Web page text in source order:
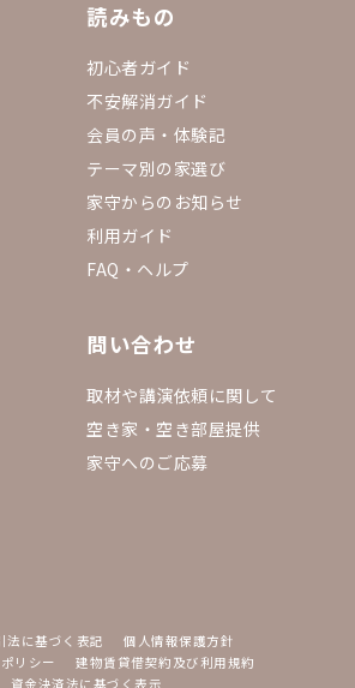
読みもの
初心者ガイド
不安解消ガイド
会員の声・体験記
テーマ別の家選び
家守からのお知らせ
利用ガイド
FAQ・ヘルプ
問い合わせ
取材や講演依頼に関して
空き家・空き部屋提供
家守へのご応募
法に基づく表記
個人情報保護方針
リシー
建物賃貸借契約及び利用規約
資金決済法に基づく表示